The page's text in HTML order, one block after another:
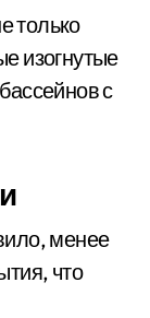
только
изогнутые
с
менее
что